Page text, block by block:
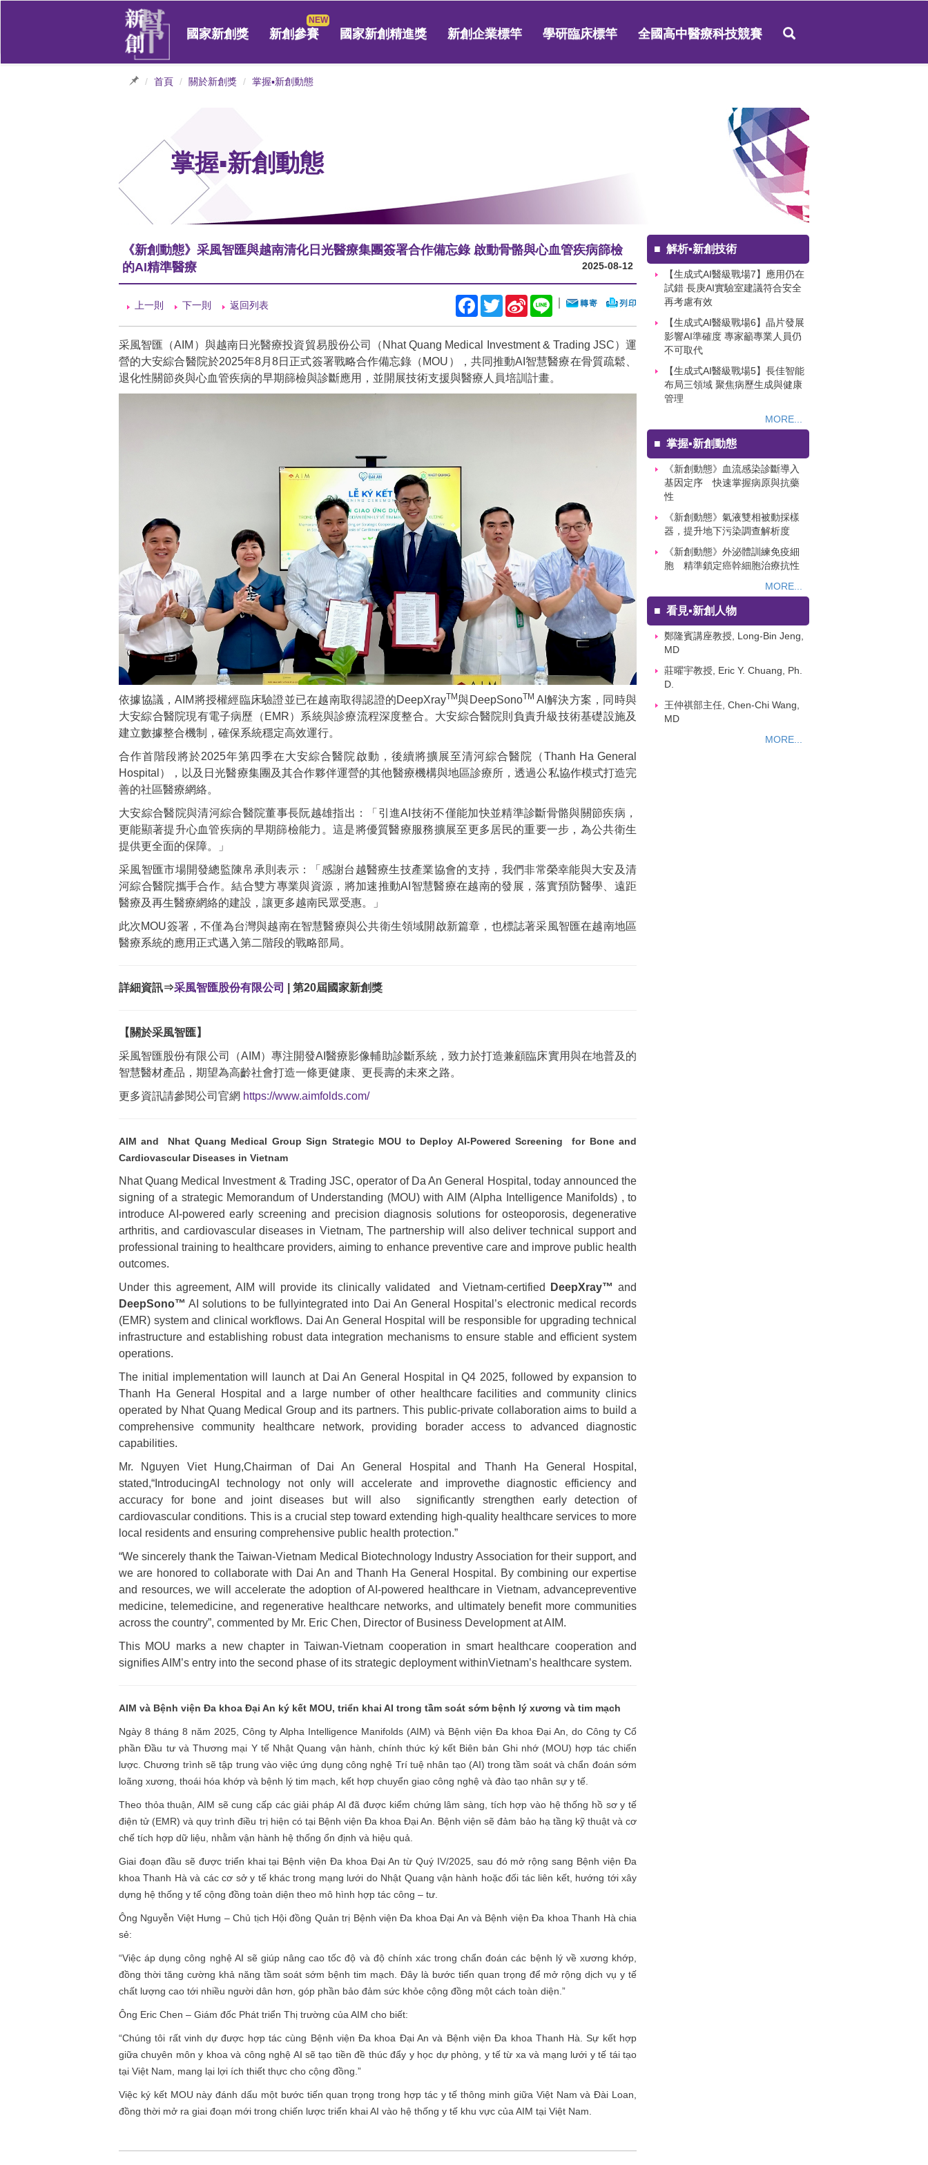
國家新創獎 新創參賽 國家新創精進獎 新創企業標竿 學研臨床標竿 全國高中醫療科技競賽
首頁 關於新創獎 掌握▪新創動態
掌握▪新創動態
《新創動態》采風智匯與越南清化日光醫療集團簽署合作備忘錄 啟動骨骼與心血管疾病篩檢
的AI精準醫療
2025-08-12
上一則 下一則 返回列表 Facebook
TwitterSina
Weibo
Line
采風智匯（AIM）與越南日光醫療投資貿易股份公司（Nhat Quang Medical Investment & Trading JSC）運
營的大安綜合醫院於2025年8月8日正式簽署戰略合作備忘錄（MOU），共同推動AI智慧醫療在骨質疏鬆、
退化性關節炎與心血管疾病的早期篩檢與診斷應用，並開展技術支援與醫療人員培訓計畫。
依據協議，AIM將授權經臨床驗證並已在越南取得認證的DeepXrayTM與DeepSonoTM AI解決方案，同時與
大安綜合醫院現有電子病歷（EMR）系統與診療流程深度整合。大安綜合醫院則負責升級技術基礎設施及
建立數據整合機制，確保系統穩定高效運行。
合作首階段將於2025年第四季在大安綜合醫院啟動，後續將擴展至清河綜合醫院（Thanh Ha General
Hospital），以及日光醫療集團及其合作夥伴運營的其他醫療機構與地區診療所，透過公私協作模式打造完
善的社區醫療網絡。
大安綜合醫院與清河綜合醫院董事長阮越雄指出：「引進AI技術不僅能加快並精準診斷骨骼與關節疾病，
更能顯著提升心血管疾病的早期篩檢能力。這是將優質醫療服務擴展至更多居民的重要一步，為公共衛生
提供更全面的保障。」
采風智匯市場開發總監陳帛承則表示：「感謝台越醫療生技產業協會的支持，我們非常榮幸能與大安及清
河綜合醫院攜手合作。結合雙方專業與資源，將加速推動AI智慧醫療在越南的發展，落實預防醫學、遠距
醫療及再生醫療網絡的建設，讓更多越南民眾受惠。」
此次MOU簽署，不僅為台灣與越南在智慧醫療與公共衛生領域開啟新篇章，也標誌著采風智匯在越南地區
醫療系統的應用正式邁入第二階段的戰略部局。
詳細資訊⇒采風智匯股份有限公司 | 第20屆國家新創獎
【關於采風智匯】
采風智匯股份有限公司（AIM）專注開發AI醫療影像輔助診斷系統，致力於打造兼顧臨床實用與在地普及的
智慧醫材產品，期望為高齡社會打造一條更健康、更長壽的未來之路。
更多資訊請參閱公司官網 https://www.aimfolds.com/
AIM and Nhat Quang Medical GroupSign Strategic MOU to Deploy AI-PoweredScreening
for Bone and
Cardiovascular Diseases in Vietnam
Nhat Quang Medical Investment & Trading JSC, operator of Da An General Hospital, today announced the
signing of a strategic Memorandum of Understanding (MOU) with AIM (Alpha Intelligence Manifolds) , to
introduce AI-powered early screening and precision diagnosis solutions for osteoporosis, degenerative
arthritis, and cardiovascular diseases in Vietnam, The partnership will also deliver technical support and
professional training to healthcare providers, aiming to enhance preventive care and improve public health
outcomes.
Under this agreement, AIM will provide its clinically validated and Vietnam-certified
DeepXray™ and
DeepSono™ AI solutions to be fullyintegrated into Dai An General Hospital’s electronic medical records
(EMR) system and clinical workflows. Dai An General Hospital will be responsible for upgrading technical
infrastructure and establishing robust data integration mechanisms to ensure stable and efficient system
operations.
The initial implementation will launch at Dai An General Hospital in Q4 2025, followed by expansion to
Thanh Ha General Hospital and a large number of other healthcare facilities and community clinics
operated by Nhat Quang Medical Group and its partners. This public-private collaboration aims to build a
comprehensive community healthcare network, providing borader access to advanced diagnostic
capabilities.
Mr. Nguyen Viet Hung,Chairman of Dai An General Hospital and Thanh Ha General Hospital,
stated,“IntroducingAI technology not only will accelerate and improvethe diagnostic efficiency and
accuracy for bone and joint diseases but will also significantly strengthen early detection of
cardiovascular conditions. This is a crucial step toward extending high-quality healthcare services to more
local residents and ensuring comprehensive public health protection.”
“We sincerely thank the Taiwan-Vietnam Medical Biotechnology Industry Association for their support, and
we are honored to collaborate with Dai An and Thanh Ha General Hospital. By combining our expertise
and resources, we will accelerate the adoption of AI-powered healthcare in Vietnam, advancepreventive
medicine, telemedicine, and regenerative healthcare networks, and ultimately benefit more communities
across the country”, commented by Mr. Eric Chen, Director of Business Development at AIM.
This MOU marks a new chapter in Taiwan-Vietnam cooperation in smart healthcare cooperation and
signifies AIM’s entry into the second phase of its strategic deployment withinVietnam’s healthcare system.
AIM và Bệnh viện Đa khoa Đại An ký kết MOU, triển khai AI trong tầm soát sớm bệnh lý xương và tim mạch
Ngày 8 tháng 8 năm 2025, Công ty Alpha Intelligence Manifolds (AIM) và Bệnh viện Đa khoa Đại An, do Công ty Cổ
phần Đầu tư và Thương mại Y tế Nhật Quang vận hành, chính thức ký kết Biên bản Ghi nhớ (MOU) hợp tác chiến
lược. Chương trình sẽ tập trung vào việc ứng dụng công nghệ Trí tuệ nhân tạo (AI) trong tầm soát và chẩn đoán sớm
loãng xương, thoái hóa khớp và bệnh lý tim mạch, kết hợp chuyển giao công nghệ và đào tạo nhân sự y tế.
Theo thỏa thuận, AIM sẽ cung cấp các giải pháp AI đã được kiểm chứng lâm sàng, tích hợp vào hệ thống hồ sơ y tế
điện tử (EMR) và quy trình điều trị hiện có tại Bệnh viện Đa khoa Đại An. Bệnh viện sẽ đảm bảo hạ tầng kỹ thuật và cơ
chế tích hợp dữ liệu, nhằm vận hành hệ thống ổn định và hiệu quả.
Giai đoạn đầu sẽ được triển khai tại Bệnh viện Đa khoa Đại An từ Quý IV/2025, sau đó mở rộng sang Bệnh viện Đa
khoa Thanh Hà và các cơ sở y tế khác trong mạng lưới do Nhật Quang vận hành hoặc đối tác liên kết, hướng tới xây
dựng hệ thống y tế cộng đồng toàn diện theo mô hình hợp tác công – tư.
Ông Nguyễn Việt Hưng – Chủ tịch Hội đồng Quản trị Bệnh viện Đa khoa Đại An và Bệnh viện Đa khoa Thanh Hà chia
sẻ:
“Việc áp dụng công nghệ AI sẽ giúp nâng cao tốc độ và độ chính xác trong chẩn đoán các bệnh lý về xương khớp,
đồng thời tăng cường khả năng tầm soát sớm bệnh tim mạch. Đây là bước tiến quan trọng để mở rộng dịch vụ y tế
chất lượng cao tới nhiều người dân hơn, góp phần bảo đảm sức khỏe cộng đồng một cách toàn diện.”
Ông Eric Chen – Giám đốc Phát triển Thị trường của AIM cho biết:
“Chúng tôi rất vinh dự được hợp tác cùng Bệnh viện Đa khoa Đại An và Bệnh viện Đa khoa Thanh Hà. Sự kết hợp
giữa chuyên môn y khoa và công nghệ AI sẽ tạo tiền đề thúc đẩy y học dự phòng, y tế từ xa và mạng lưới y tế tái tạo
tại Việt Nam, mang lại lợi ích thiết thực cho cộng đồng.”
Việc ký kết MOU này đánh dấu một bước tiến quan trọng trong hợp tác y tế thông minh giữa Việt Nam và Đài Loan,
đồng thời mở ra giai đoạn mới trong chiến lược triển khai AI vào hệ thống y tế khu vực của AIM tại Việt Nam.
■ 解析▪新創技術
【生成式AI醫級戰場7】應用仍在
試錯 長庚AI實驗室建議符合安全
再考慮有效
【生成式AI醫級戰場6】晶片發展
影響AI準確度 專家籲專業人員仍
不可取代
【生成式AI醫級戰場5】長佳智能
布局三領域 聚焦病歷生成與健康
管理
MORE...
■ 掌握▪新創動態
《新創動態》血流感染診斷導入
基因定序 快速掌握病原與抗藥
性
《新創動態》氣液雙相被動採樣
器，提升地下污染調查解析度
《新創動態》外泌體訓練免疫細
胞 精準鎖定癌幹細胞治療抗性
MORE...
■ 看見▪新創人物
鄭隆賓講座教授, Long-Bin Jeng,
MD
莊曜宇教授, Eric Y. Chuang, Ph.
D.
王仲祺部主任, Chen-Chi Wang,
MD
MORE...